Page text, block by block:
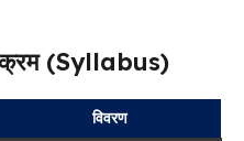
(Syllabus)
विवरण